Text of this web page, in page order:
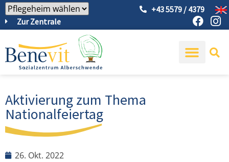
Zur Zentrale
+43 5579 / 4379
Aktivierung zum Thema
Nationalfeiertag
26. Okt. 2022